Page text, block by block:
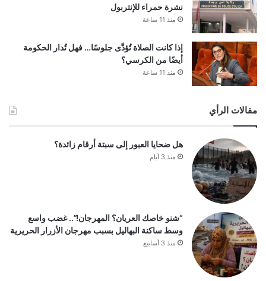
نشرة حمراء للإنتربول
منذ 11 ساعة
إذا كانت الصلاة تُؤدَّى جلوسًا… فهل تُدار الحكومة
أيضًا من الكرسي؟
منذ 11 ساعة
مقالات الرأي
هل ضحايا العبور إلى سبتة أرقام زائدة؟
منذ 3 أيام
“شنو خاصك العريان؟ المهرجان!”.. غضب واسع
وسط ساكنة البهاليل بسبب مهرجان الأزرار الحريرية
منذ 3 أسابيع